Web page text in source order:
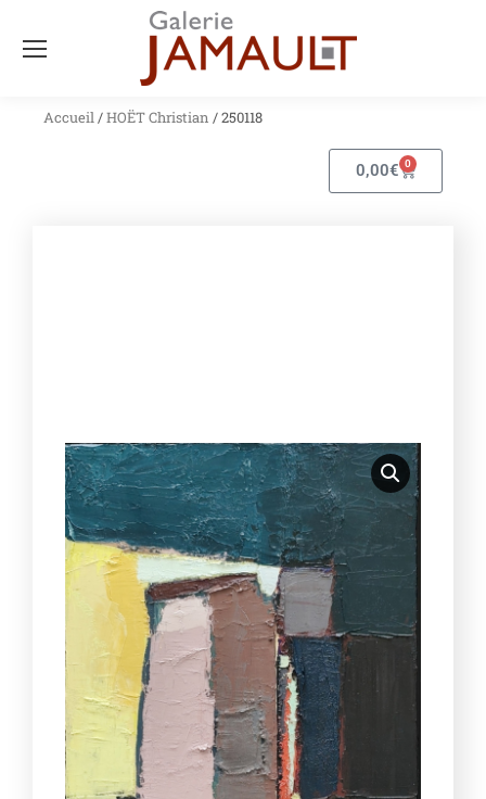
Accueil/HOËT Christian / 250118
0,00€ 0